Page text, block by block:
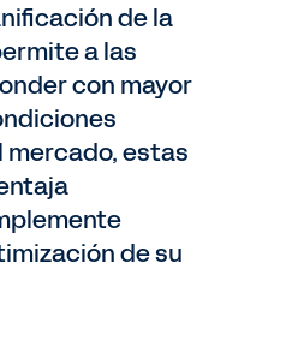
de la
a las
con mayor
estas
de su